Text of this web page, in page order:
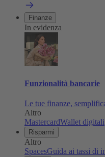
Finanze
In evidenza
Funzionalità bancarie
Le tue finanze,
Altro
MastercardWallet digitali
Risparmi
Altro
SpacesGuida ai tassi di